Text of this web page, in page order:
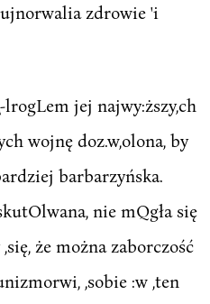
zdrowie 'i
lrogLem jej najwy:ższy,ch
wojnę doz.w,olona, by
barbarzyńska.
nie mQgła się
że można zaborczość
,sobie :w ,ten